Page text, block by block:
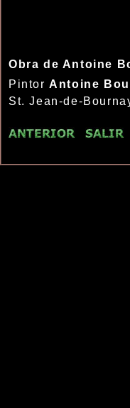
Obra de Antoine
PintorAntoine
St. Jean-de-